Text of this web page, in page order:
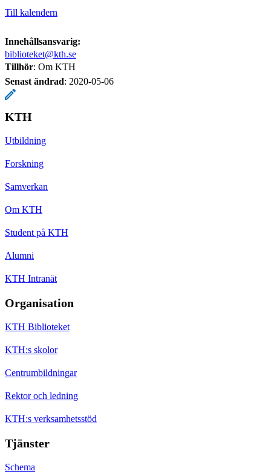
Till kalendern
Innehållsansvarig:
biblioteket@kth.se
Tillhör: Om KTH
Senast ändrad: 2020-05-06
KTH
Utbildning
Forskning
Samverkan
Om KTH
Student på KTH
Alumni
KTH Intranät
Organisation
KTH Biblioteket
KTH:s skolor
Centrumbildningar
Rektor och ledning
KTH:s verksamhetsstöd
Tjänster
Schema